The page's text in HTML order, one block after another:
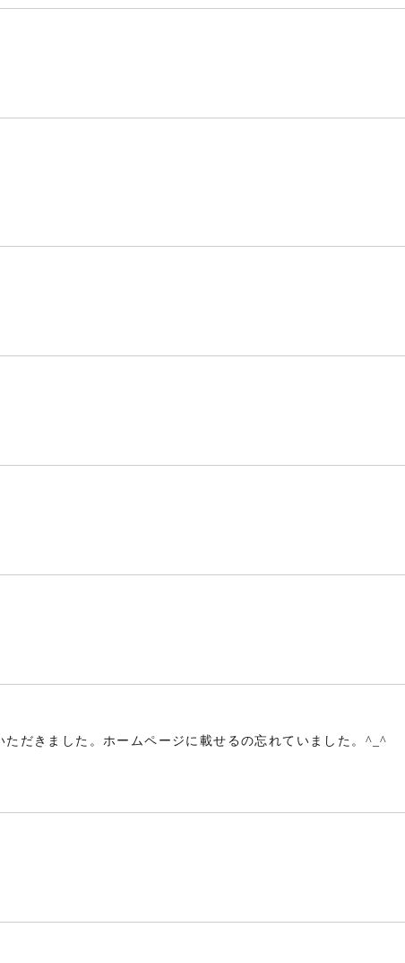
だきました。ホームページに載せるの忘れていました。^_^